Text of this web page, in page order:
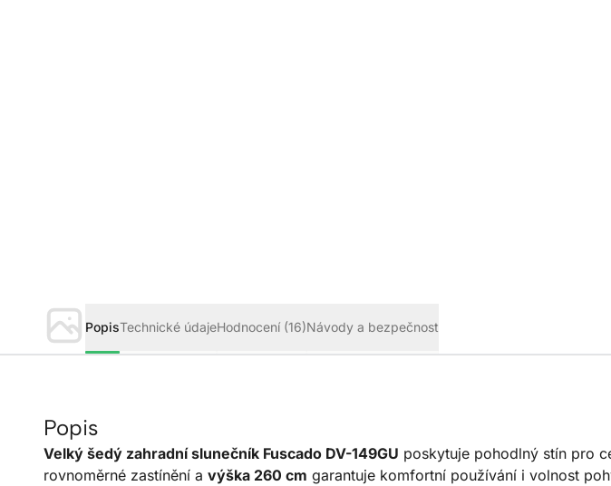
PopisTechnické údajeHodnocení (16)Návody a bezpečnost
Popis
Velký šedý zahradní slunečník Fuscado DV-149GU poskytuje pohodlný stín pro
rovnoměrné zastínění a výška 260 cm garantuje komfortní používání i volnost